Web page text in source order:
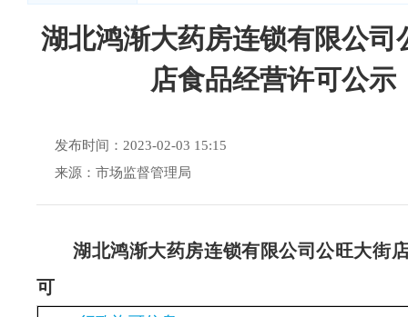
湖北鸿渐大药房连锁有限公司
店食品经营许可公示
发布时间：2023-02-03 15:15
来源：市场监督管理局
湖北鸿渐大药房连锁有限公司公旺大街
可